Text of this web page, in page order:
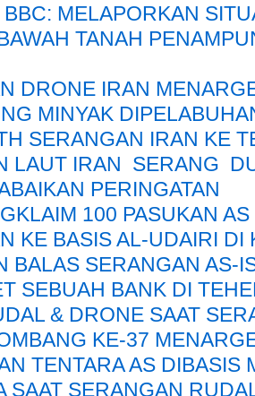
MELAPORKAN
TANAH
DRONE IRAN
MINYAK
SERANGAN IRAN KE
LAUT IRAN SERANG
PERINGATAN
100 PASUKAN
KE BASIS AL-UDAIRI DI
BALAS SERANGAN AS-
SEBUAH BANK DI
& DRONE SAAT
KE-37
TENTARA AS DIBASIS
SAAT SERANGAN